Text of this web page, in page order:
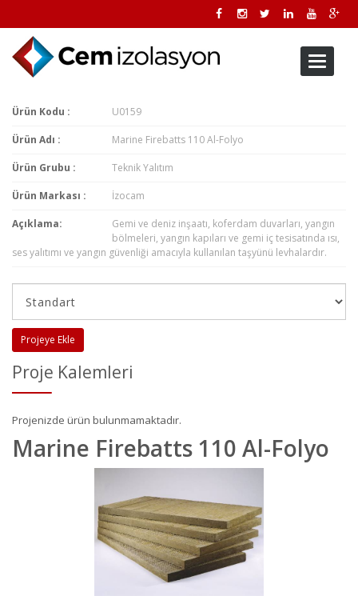
Toggle
Ürün Kodu : U0159
Ürün Adı : Marine Firebatts 110 Al-Folyo
Ürün Grubu : Teknik Yalıtım
Ürün Markası : İzocam
Açıklama:
Gemi ve deniz inşaatı, koferdam duvarları, yangın
bölmeleri, yangın kapıları ve gemi iç tesisatında ısı,
ses yalıtımı ve yangın güvenliği amacıyla kullanılan taşyünü levhalardır.
Projeye Ekle
Proje Kalemleri
Projenizde ürün bulunmamaktadır.
Marine Firebatts 110 Al-Folyo